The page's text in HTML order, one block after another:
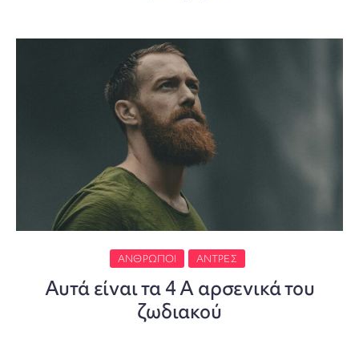
ΆΝΘΡΩΠΟΙ ΆΝΤΡΕΣ
Αυτά είναι τα 4 Α αρσενικά του
ζωδιακού